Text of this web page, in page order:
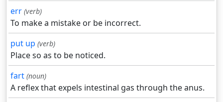
err (verb)
To make a mistake or be incorrect.
put up (verb)
Place so as to be noticed.
fart (noun)
A reflex that expels intestinal gas through the anus.